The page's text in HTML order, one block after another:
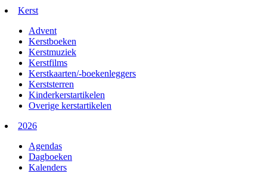
Kerst
Advent
Kerstboeken
Kerstmuziek
Kerstfilms
Kerstkaarten/-boekenleggers
Kerststerren
Kinderkerstartikelen
Overige kerstartikelen
2026
Agendas
Dagboeken
Kalenders